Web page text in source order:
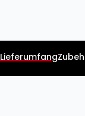
Lieferumfang